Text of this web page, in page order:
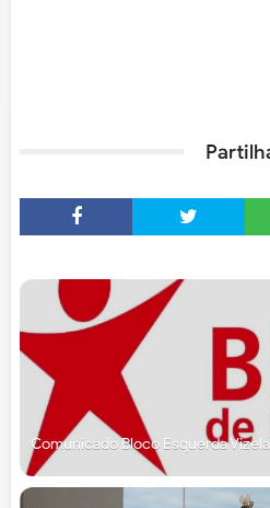
Comunicado Bloco Esquerda